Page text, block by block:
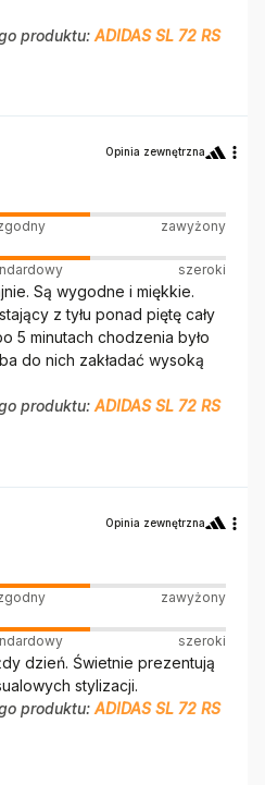
produktu: ADIDAS SL 72 RS
Opinia zewnętrzna
zawyżony
szeroki
Są wygodne i miękkie.
z tyłu ponad piętę cały
5 minutach chodzenia było
do nich zakładać wysoką
produktu: ADIDAS SL 72 RS
Opinia zewnętrzna
zawyżony
szeroki
dzień. Świetnie prezentują
stylizacji.
produktu: ADIDAS SL 72 RS